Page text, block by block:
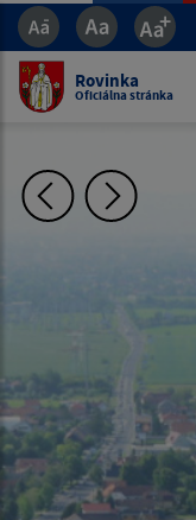
Rovinka
Oficiálna stránka